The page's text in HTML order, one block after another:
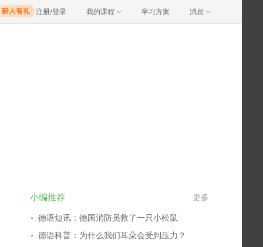
注册/登录 我的课程 学习方案 消息
小编推荐 更多
德语短讯：德国消防员救了一只小松鼠
德语科普：为什么我们耳朵会受到压力？